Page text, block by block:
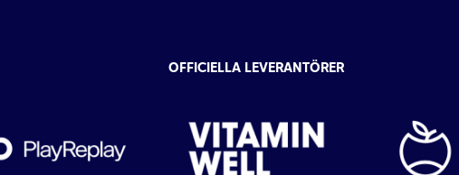
OFFICIELLA LEVERANTÖRER